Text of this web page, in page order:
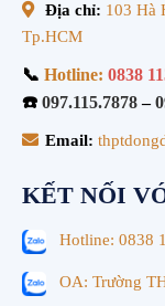
Địa chỉ: 103 Hà
Tp.HCM
📞 Hotline: 0838
☎️ 097.115.7878–
Email:
KẾT NỐI
Hotline: 0838
OA: Trường